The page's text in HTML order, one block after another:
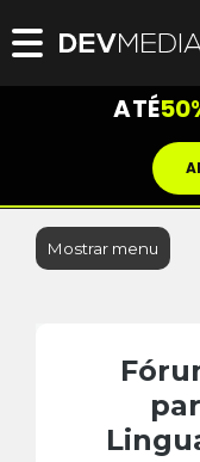
ATÉ
Mostrar menu